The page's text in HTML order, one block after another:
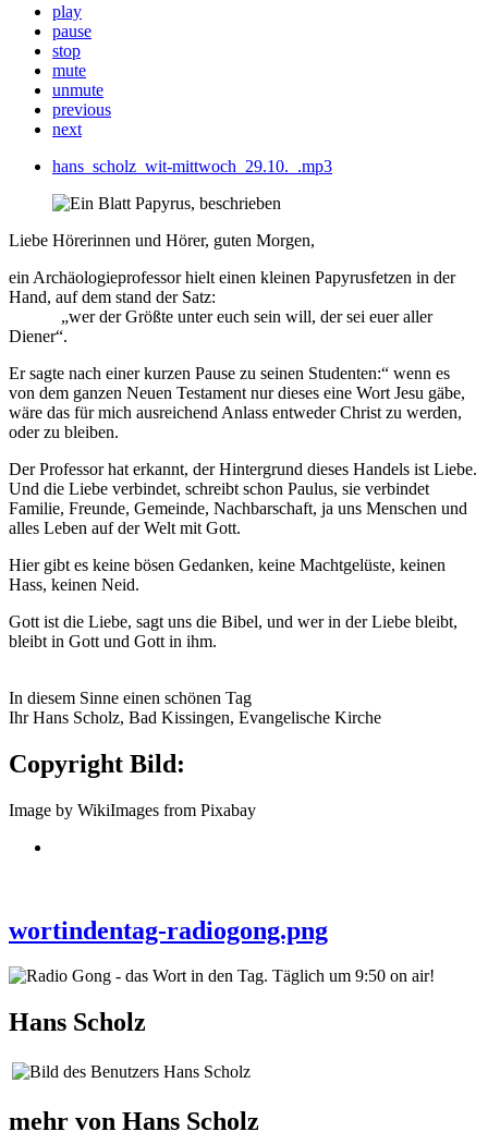
play
pause
stop
mute
unmute
previous
next
hans_scholz_wit-mittwoch_29.10._.mp3
Liebe Hörerinnen und Hörer, guten Morgen,
ein Archäologieprofessor hielt einen kleinen Papyrusfetzen in der
Hand, auf dem stand der Satz:
„wer der Größte unter euch sein will, der sei euer aller
Diener“.
Er sagte nach einer kurzen Pause zu seinen Studenten:“ wenn es
von dem ganzen Neuen Testament nur dieses eine Wort Jesu gäbe,
wäre das für mich ausreichend Anlass entweder Christ zu werden,
oder zu bleiben.
Der Professor hat erkannt, der Hintergrund dieses Handels ist Liebe.
Und die Liebe verbindet, schreibt schon Paulus, sie verbindet
Familie, Freunde, Gemeinde, Nachbarschaft, ja uns Menschen und
alles Leben auf der Welt mit Gott.
Hier gibt es keine bösen Gedanken, keine Machtgelüste, keinen
Hass, keinen Neid.
Gott ist die Liebe, sagt uns die Bibel, und wer in der Liebe bleibt,
bleibt in Gott und Gott in ihm.
In diesem Sinne einen schönen Tag
Ihr Hans Scholz, Bad Kissingen, Evangelische Kirche
Copyright Bild:
Image by WikiImages from Pixabay
wortindentag-radiogong.png
Hans Scholz
mehr von Hans Scholz